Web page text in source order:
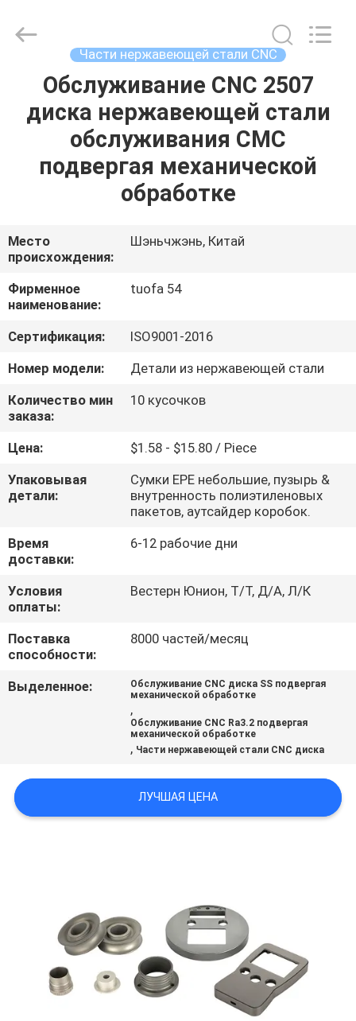
ДОМОЙ
ПРОДУКТЫ
ЭКСКУРСИЯ
ПО
ЗАВОДУ
КОНТРОЛЬ
КАЧЕСТВА
СВЯЖИТЕСЬ
С
НАМИ
НОВОСТИ
ЗАПРОСИТЕ
ЦИТАТУ
КАРТА
КОНФИДЕНЦИАЛЬНОСТИ
Technology
Части нержавеющей стали CNC
Обслуживание CNC 2507
диска нержавеющей стали
обслуживания CMC
подвергая механической
обработке
Место
происхождения:
Шэньчжэнь, Китай
Фирменное
наименование:
tuofa 54
Сертификация:
ISO9001-2016
Номер модели:
Детали из нержавеющей стали
Количество мин
заказа:
10 кусочков
Цена:
$1.58 - $15.80 / Piece
Упаковывая
детали:
Сумки EPE небольшие, пузырь &
внутренность полиэтиленовых
пакетов, аутсайдер коробок.
Время
доставки:
6-12 рабочие дни
Условия
оплаты:
Вестерн Юнион, Т/Т, Д/А, Л/К
Поставка
способности:
8000 частей/месяц
Выделенное:
Обслуживание CNC диска SS подвергая
механической обработке
,
Обслуживание CNC Ra3.2 подвергая
механической обработке
, Части нержавеющей стали CNC диска
ЛУЧШАЯ ЦЕНА